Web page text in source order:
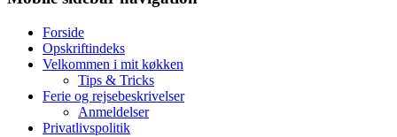
Forside
Opskriftindeks
Velkommen i mit køkken
Tips & Tricks
Ferie og rejsebeskrivelser
Anmeldelser
Privatlivspolitik